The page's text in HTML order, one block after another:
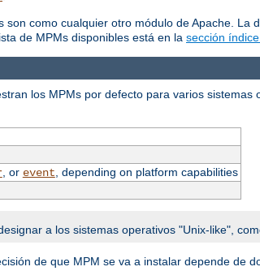
son como cualquier otro módulo de Apache.
de MPMs disponibles está en la sección
los MPMs por defecto para varios
, or event , depending on platform capabilities
a los sistemas operativos "Unix-like",
de que MPM se va a instalar depende de